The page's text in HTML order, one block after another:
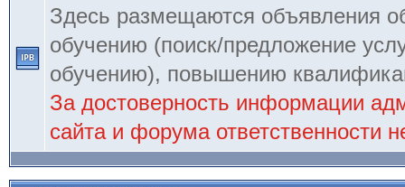
Здесь размещаются объявления
обучению (поиск/предложение
обучению), повышению
За достоверность информации
сайта и форума ответственности